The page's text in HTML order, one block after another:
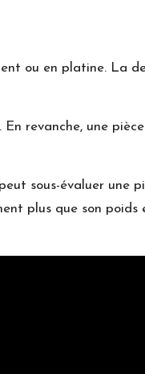
ou en platine. La
revanche, une
sous-évaluer une
plus que son poids